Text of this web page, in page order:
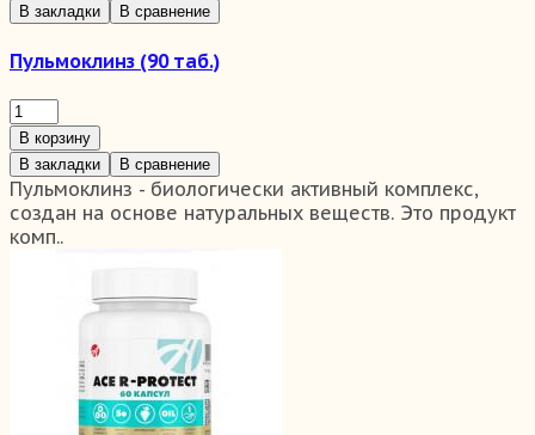
В закладки В сравнение
Пульмоклинз (90 таб.)
В корзину
В закладки
В сравнение
Пульмоклинз - биологически активный комплекс,
создан на основе натуральных веществ. Это продукт
комп..